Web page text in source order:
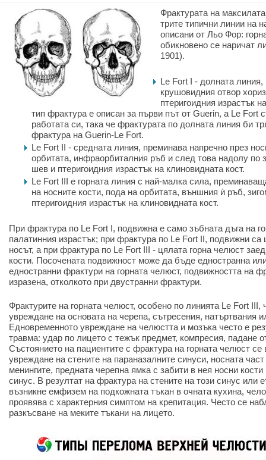
Фрактурата на
трите типични линии на
описани от Льо Фор:
обикновено се наричат
1901).
Le Fort I - долната
крушовидния отвор
птеригоидния израстък
тип фрактура е описан за първи път от Guerin, а Le Fort
работата си, така че фрактурата по долната линия би
фрактура на Guerin-Le Fort.
Le Fort II - средната линия, преминава напречно през
орбитата, инфраорбиталния ръб и след това надолу по
шев и птеригоидния израстък на клиновидната кост.
Le Fort III е горната линия с най-малка сила,
на носните кости, пода на орбитата, външния ѝ ръб,
птеригоидния израстък на клиновидната кост.
При фрактура по Le Fort I, подвижна е само зъбната дъга на
палатинния израстък; при фрактура по Le Fort II, подвижни са
носът, а при фрактура по Le Fort III - цялата горна челюст
кости. Посочената подвижност може да бъде едностранна
едностранни фрактури на горната челюст, подвижността на
изразена, отколкото при двустранни фрактури.
Фрактурите на горната челюст, особено по линията Le Fort III,
увреждане на основата на черепа, сътресения, натъртвания
Едновременното увреждане на челюстта и мозъка често е
травма: удар по лицето с тежък предмет, компресия, падане
Състоянието на пациентите с фрактура на горната челюст
увреждане на стените на параназалните синуси, носната
менингите, предната черепна ямка с забити в нея носни
синус. В резултат на фрактура на стените на този синус или
възникне емфизем на подкожната тъкан в очната кухина,
проявява с характерния симптом на крепитация. Често се
разкъсване на меките тъкани на лицето.